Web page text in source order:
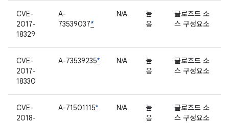
CVE-
2017-
18329
A-
73539037*
N/A
높
음
클로즈드 소
스 구성요소
CVE-
2017-
18330
A-73539235* N/A
높
음
클로즈드 소
스 구성요소
CVE-
2018-
A-71501115* N/A
높
음
클로즈드 소
스 구성요소